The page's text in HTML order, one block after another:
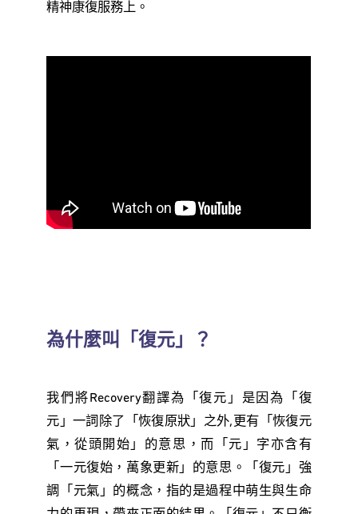
精神康復服務上。
為什麼叫「復元」？
我們將Recovery翻譯為「復元」是因為「復
元」一詞除了「恢復原狀」之外,更有「恢復元
氣，從頭開始」的意思，而「元」字亦含有
「一元復始，萬象更新」的意思。「復元」強
調「元氣」的概念，指的是過程中萌生與生命